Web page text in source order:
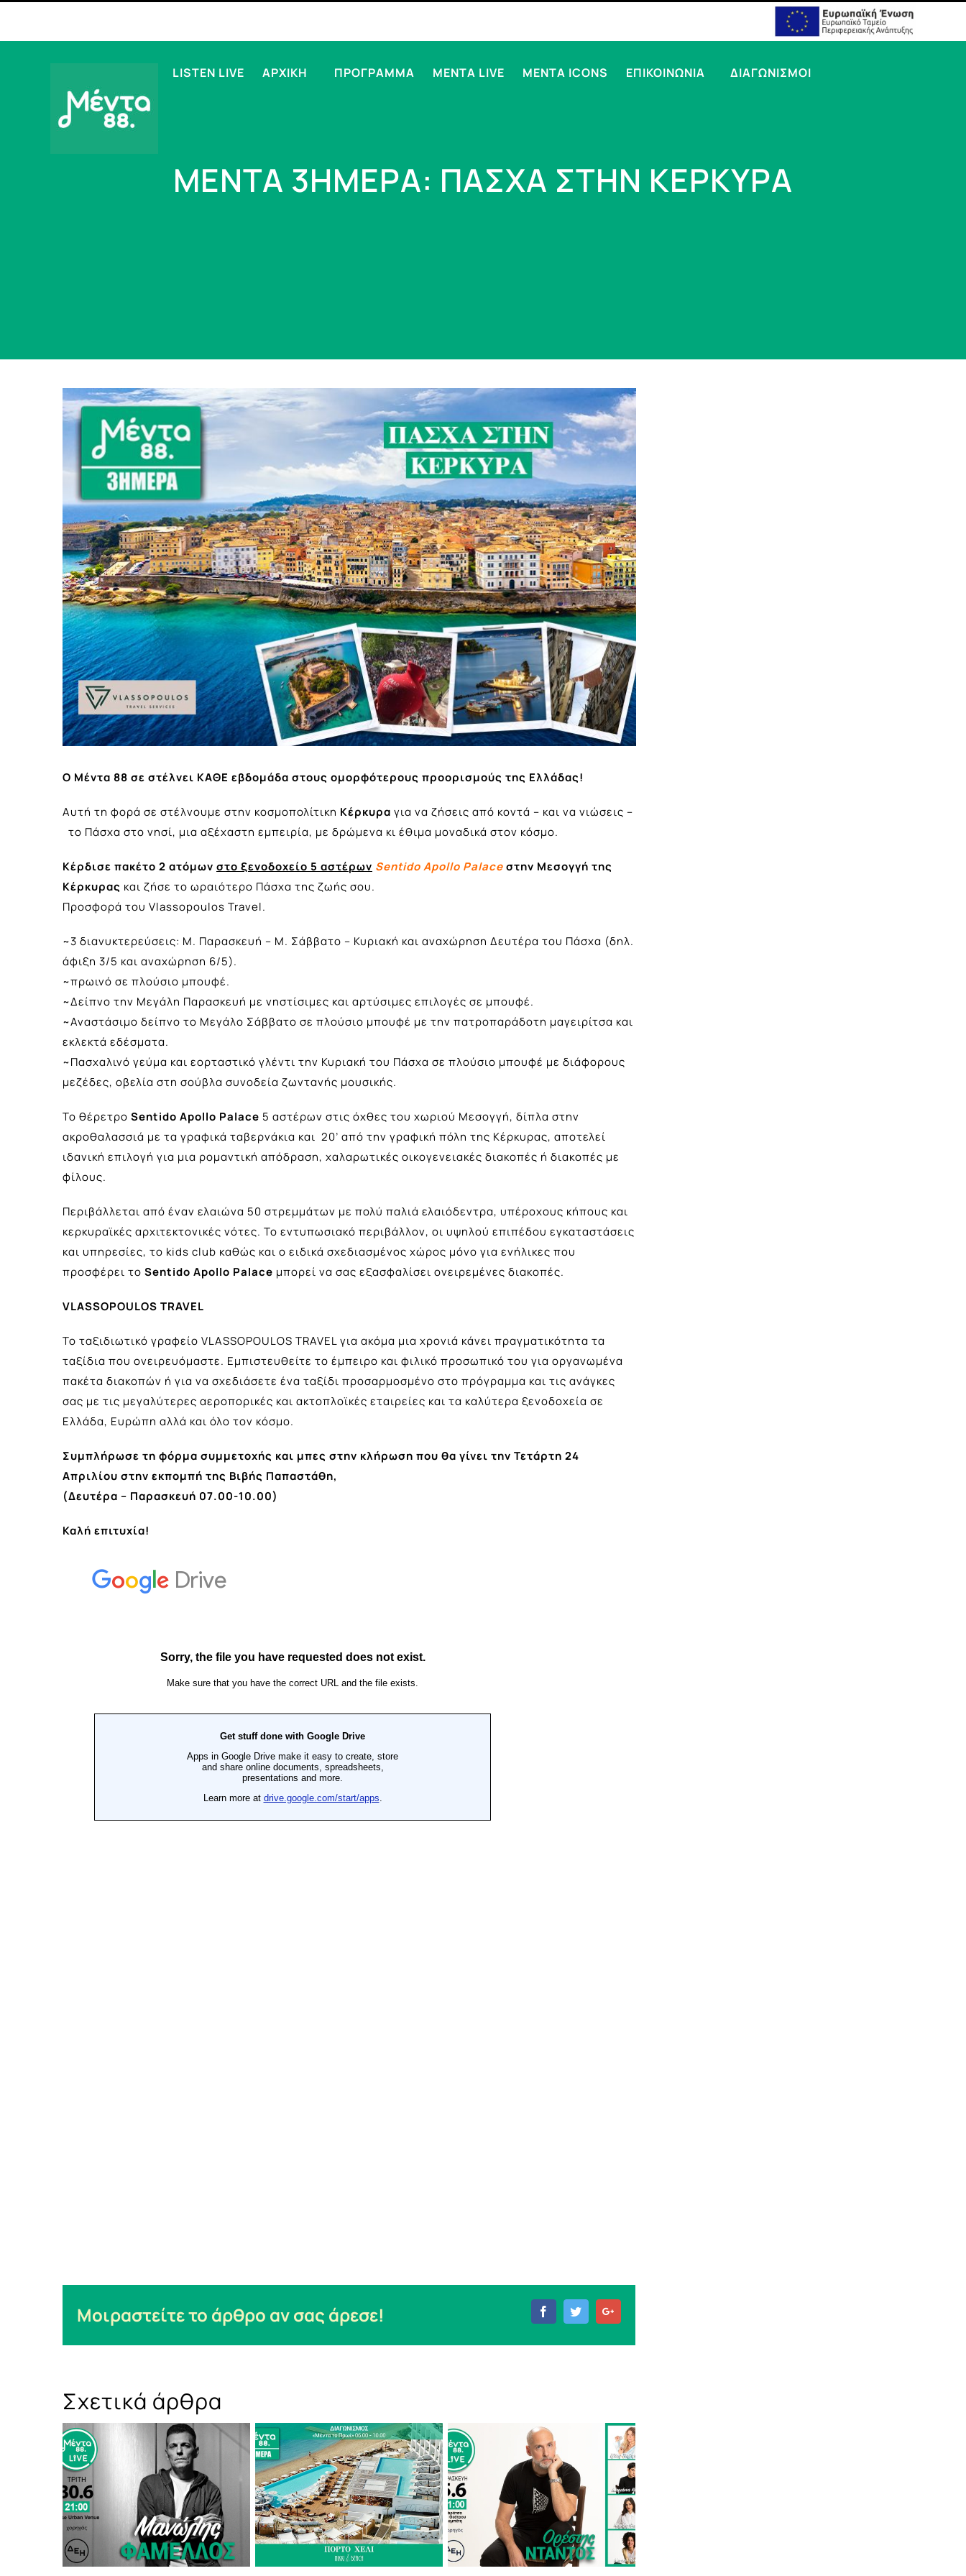
LISTEN LIVE ΑΡΧΙΚΗ ΠΡΟΓΡΑΜΜΑ MENTA LIVE MENTA ICONS ΕΠΙΚΟΙΝΩΝΙΑ ΔΙΑΓΩΝΙΣΜΟΙ
ΜΕΝΤΑ 3ΗΜΕΡΑ: ΠΑΣΧΑ ΣΤΗΝ ΚΕΡΚΥΡΑ
View
Larger
Ο Μέντα 88 σε στέλνει ΚΑΘΕ εβδομάδα στους ομορφότερους προορισμούς της Ελλάδας!
Αυτή τη φορά σε στέλνουμε στην κοσμοπολίτικη Κέρκυρα για να ζήσεις από κοντά – και να νιώσεις –
το Πάσχα στο νησί, μια αξέχαστη εμπειρία, με δρώμενα κι έθιμα μοναδικά στον κόσμο.
Κέρδισε πακέτο 2 ατόμων στο ξενοδοχείο 5 αστέρων Sentido Apollo Palaceστην Μεσογγή της
Κέρκυρας και ζήσε το ωραιότερο Πάσχα της ζωής σου.
Προσφορά του Vlassopoulos Travel.
~3 διανυκτερεύσεις: Μ. Παρασκευή – Μ. Σάββατο – Κυριακή και αναχώρηση Δευτέρα του Πάσχα (δηλ.
άφιξη 3/5 και αναχώρηση 6/5).
~πρωινό σε πλούσιο μπουφέ.
~Δείπνο την Μεγάλη Παρασκευή με νηστίσιμες και αρτύσιμες επιλογές σε μπουφέ.
~Αναστάσιμο δείπνο το Μεγάλο Σάββατο σε πλούσιο μπουφέ με την πατροπαράδοτη μαγειρίτσα και
εκλεκτά εδέσματα.
~Πασχαλινό γεύμα και εορταστικό γλέντι την Κυριακή του Πάσχα σε πλούσιο μπουφέ με διάφορους
μεζέδες, οβελία στη σούβλα συνοδεία ζωντανής μουσικής.
Το θέρετρο Sentido Apollo Palace 5 αστέρων στις όχθες του χωριού Μεσογγή, δίπλα στην
ακροθαλασσιά με τα γραφικά ταβερνάκια και 20’ από την γραφική πόλη της Κέρκυρας, αποτελεί
ιδανική επιλογή για μια ρομαντική απόδραση, χαλαρωτικές οικογενειακές διακοπές ή διακοπές με
φίλους.
Περιβάλλεται από έναν ελαιώνα 50 στρεμμάτων με πολύ παλιά ελαιόδεντρα, υπέροχους κήπους και
κερκυραϊκές αρχιτεκτονικές νότες. Το εντυπωσιακό περιβάλλον, οι υψηλού επιπέδου εγκαταστάσεις
και υπηρεσίες, το kids club καθώς και ο ειδικά σχεδιασμένος χώρος μόνο για ενήλικες που
προσφέρει το Sentido Apollo Palace μπορεί να σας εξασφαλίσει ονειρεμένες διακοπές.
VLASSOPOULOS TRAVEL
Το ταξιδιωτικό γραφείο VLASSOPOULOS TRAVEL για ακόμα μια χρονιά κάνει πραγματικότητα τα
ταξίδια που ονειρευόμαστε. Εμπιστευθείτε το έμπειρο και φιλικό προσωπικό του για οργανωμένα
πακέτα διακοπών ή για να σχεδιάσετε ένα ταξίδι προσαρμοσμένο στο πρόγραμμα και τις ανάγκες
σας με τις μεγαλύτερες αεροπορικές και ακτοπλοϊκές εταιρείες και τα καλύτερα ξενοδοχεία σε
Ελλάδα, Ευρώπη αλλά και όλο τον κόσμο.
Συμπλήρωσε τη φόρμα συμμετοχής και μπες στην κλήρωση που θα γίνει την Τετάρτη 24
Απριλίου στην εκπομπή της Βιβής Παπαστάθη,
(Δευτέρα – Παρασκευή 07.00-10.00)
Καλή επιτυχία!
Μοιραστείτε το άρθρο αν σας άρεσε! FacebookTwitter
Σχετικά άρθρα